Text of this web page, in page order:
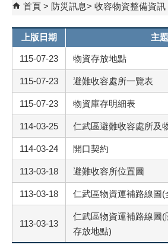
首頁 防災訊息 收容物資整備資訊
上版日期 主題
115-07-23 物資存放地點
115-07-23 避難收容處所一覽表
115-07-23 物資庫存明細表
114-03-25 仁武區避難收容處所及
114-03-24 開口契約
113-03-18 避難收容所位置圖
113-03-18 仁武區物資運補路線圖(
113-03-13
仁武區物資運補路線圖
存放地點)